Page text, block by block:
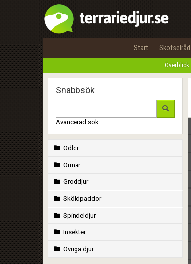
Start Skötselråd
Överblick
Snabbsök
Avancerad sök
Ödlor
Ormar
Groddjur
Sköldpaddor
Spindeldjur
Insekter
Övriga djur